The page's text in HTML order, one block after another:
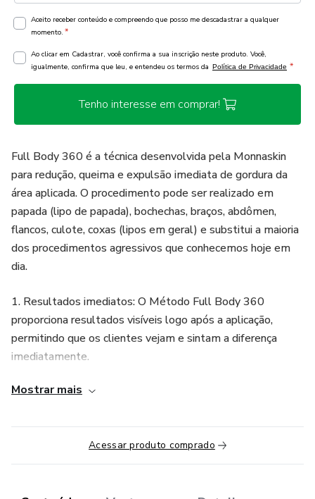
Aceito receber conteúdo e compreendo que posso me descadastrar a qualquer
momento. *
Ao clicar em Cadastrar, você confirma a sua inscrição neste produto. Você,
igualmente, confirma que leu, e entendeu os termos da Política de Privacidade *
Tenho interesse em comprar!
Full Body 360 é a técnica desenvolvida pela Monnaskin
para redução, queima e expulsão imediata de gordura da
área aplicada. O procedimento pode ser realizado em
papada (lipo de papada), bochechas, braços, abdômen,
flancos, culote, coxas (lipos em geral) e substitui a maioria
dos procedimentos agressivos que conhecemos hoje em
dia.
1. Resultados imediatos: O Método Full Body 360
proporciona resultados visíveis logo após a aplicação,
permitindo que os clientes vejam e sintam a diferença
imediatamente.
2. Não invasivo: Ao contrário de procedimentos cirúrgicos, o
tornando-o uma opção mais segura e menos dolorosa para
redução de gordura localizada.
Mostrar mais
Acessar produto comprado